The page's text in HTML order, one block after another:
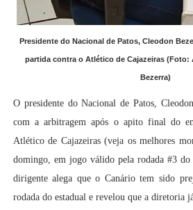
Presidente do Nacional de Patos, Cleodon
partida contra o Atlético de Cajazeiras (Foto:
Bezerra)
O presidente do Nacional de Patos,
com a arbitragem após o apito final do
Atlético de Cajazeiras (veja os melhores
domingo, em jogo válido pela rodada #3 do
dirigente alega que o Canário tem sido
rodada do estadual e revelou que a diretoria